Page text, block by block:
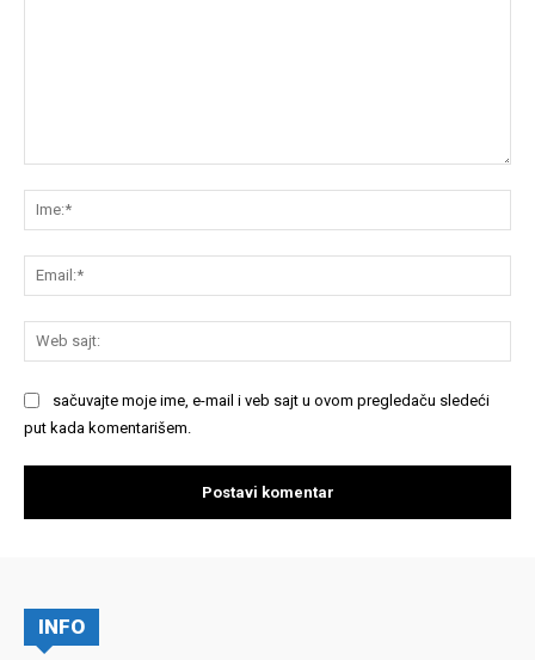
sačuvajte moje ime, e-mail i veb sajt u ovom pregledaču sledeći
put kada komentarišem.
INFO